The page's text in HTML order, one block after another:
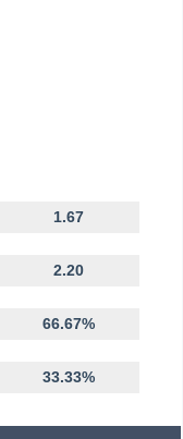
1.67
2.20
66.67%
33.33%